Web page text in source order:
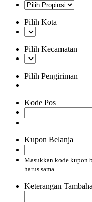
Pilih Kota
Pilih Kecamatan
Pilih Pengiriman
Kode Pos
Kupon Belanja
Masukkan kode kupon
harus sama
Keterangan